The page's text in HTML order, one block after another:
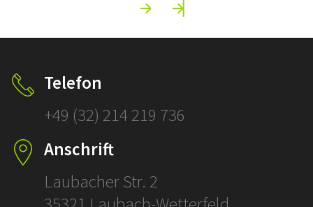
Telefon
+49 (32) 214 219 736
Anschrift
Laubacher Str. 2